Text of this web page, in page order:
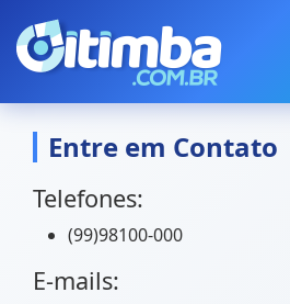
Entre em Contato
Telefones:
(99)98100-000
E-mails: